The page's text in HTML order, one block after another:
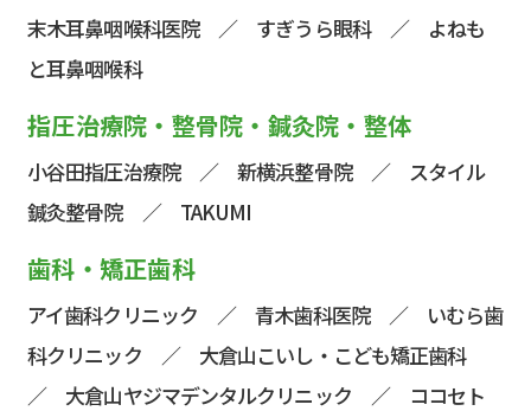
末木耳鼻咽喉科医院／ すぎうら眼科／ よねも
と耳鼻咽喉科
指圧治療院・整骨院・鍼灸院・整体
小谷田指圧治療院 ／新横浜整骨院／ スタイル
鍼灸整骨院／ TAKUMI
歯科・矯正歯科
アイ歯科クリニック ／ 青木歯科医院 ／ いむら歯
科クリニック ／ 大倉山こいし・こども矯正歯科
／ 大倉山ヤジマデンタルクリニック ／ ココセト